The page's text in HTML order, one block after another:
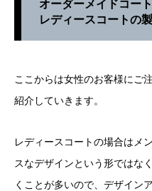
オーダーメイドコート
レディースコートの
ここからは女性のお客様にご
紹介していきます。
レディースコートの場合はメ
スなデザインという形ではな
くことが多いので、デザイン